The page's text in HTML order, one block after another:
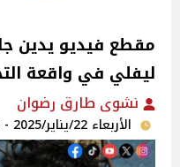
مقطع فيديو يدين
ليفلي في واقعة
نشوى طارق رضوان
الأربعاء 22/يناير/2025 - 05:48 م